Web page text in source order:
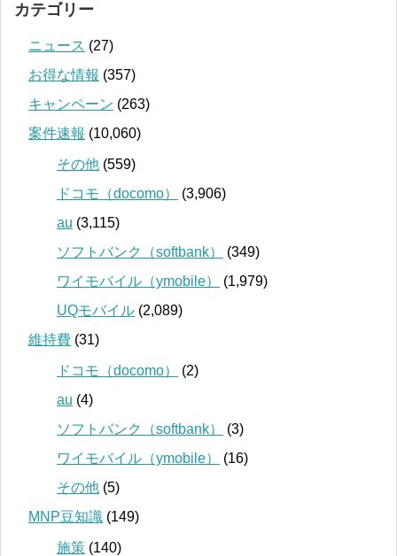
カテゴリー
ニュース (27)
お得な情報 (357)
キャンペーン (263)
案件速報 (10,060)
その他 (559)
ドコモ（docomo）
(3,906)
au (3,115)
ソフトバンク（softbank）
(349)
ワイモバイル（ymobile）
(1,979)
UQモバイル (2,089)
維持費 (31)
ドコモ（docomo）
(2)
au (4)
ソフトバンク（softbank）
(3)
ワイモバイル（ymobile）
(16)
その他 (5)
MNP豆知識 (149)
施策 (140)